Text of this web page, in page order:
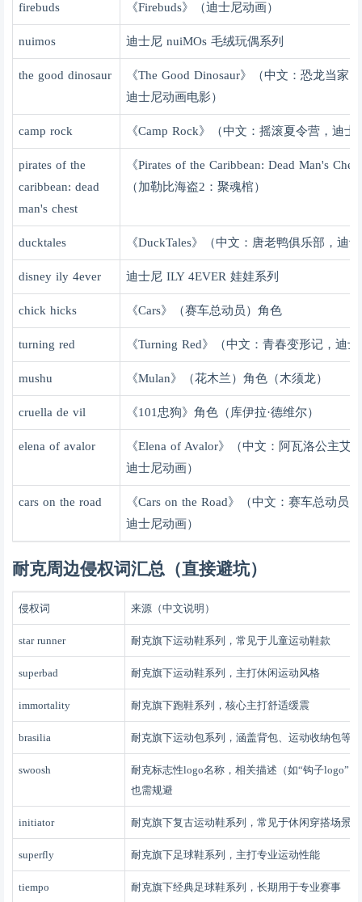
firebuds 《Firebuds》（迪士尼动画）
nuimos 迪士尼 nuiMOs 毛绒玩偶系列
the good dinosaur 《The Good Dinosaur》（中文：恐龙当家，
迪士尼动画电影）
camp rock 《Camp Rock》（中文：摇滚夏令营，迪士
pirates of the
caribbean: dead
man's chest
《Pirates of the Caribbean: Dead Man's Chest
（加勒比海盗2 ：聚魂棺）
ducktales 《DuckTales》（中文：唐老鸭俱乐部，迪
disney ily 4ever 迪士尼 ILY 4EVER 娃娃系列
chick hicks 《Cars》（赛车总动员）角色
turning red 《Turning Red》（中文：青春变形记，迪
mushu 《Mulan》（花木兰）角色（木须龙）
cruella de vil 《101 忠狗》角色（库伊拉·德维尔）
elena of avalor 《Elena of Avalor》（中文：阿瓦洛公主艾
迪士尼动画）
cars on the road 《Cars on the Road》（中文：赛车总动员
迪士尼动画）
耐克周边侵权词汇总（直接避坑）
侵权词 来源（中文说明）
star runner 耐克旗下运动鞋系列，常见于儿童运动鞋款
superbad 耐克旗下运动鞋系列，主打休闲运动风格
immortality 耐克旗下跑鞋系列，核心主打舒适缓震
brasilia 耐克旗下运动包系列，涵盖背包、运动收纳包等
swoosh 耐克标志性logo名称，相关描述（如“钩子logo”）
也需规避
initiator 耐克旗下复古运动鞋系列，常见于休闲穿搭场景
superfly 耐克旗下足球鞋系列，主打专业运动性能
tiempo 耐克旗下经典足球鞋系列，长期用于专业赛事